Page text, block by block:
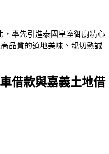
，率先引進泰國皇室御廚精心
品質的道地美味、親切熱誠
借款與嘉義土地借